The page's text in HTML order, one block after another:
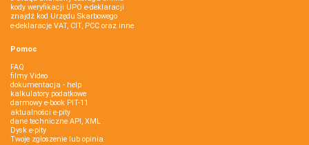
kody weryfikacji UPO e-deklaracji
znajdź kod Urzędu Skarbowego
e-deklaracje VAT, CIT, PCC oraz inne
Pomoc
FAQ
filmy Video
dokumentacja - help
kalkulatory podatkowe
darmowy e-book PIT-11
aktualności e-pity
dane techniczne API, XML
Dysk e-pity
Twoje zgłoszenie lub opinia